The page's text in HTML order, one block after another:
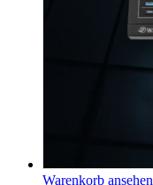
Warenkorb ansehen